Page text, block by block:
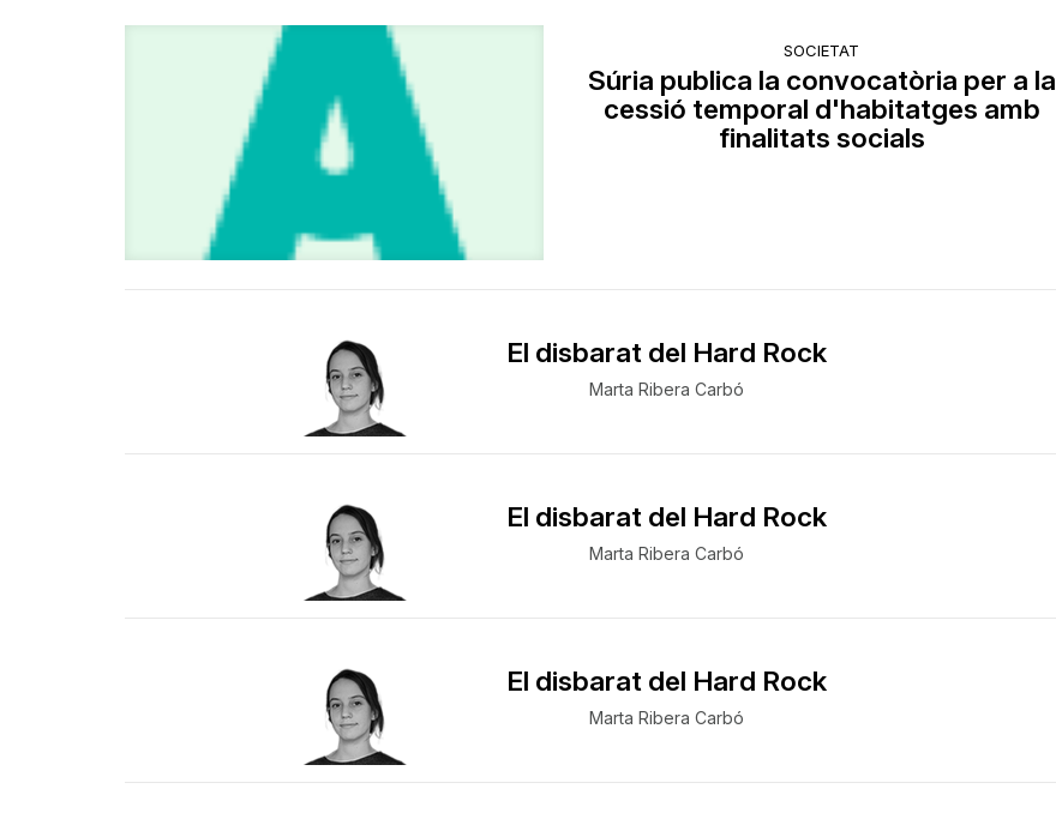
SOCIETAT
Súria publica la convocatòria per a la
cessió temporal d'habitatges amb
finalitats socials
El disbarat del Hard Rock
Marta Ribera Carbó
El disbarat del Hard Rock
Marta Ribera Carbó
El disbarat del Hard Rock
Marta Ribera Carbó